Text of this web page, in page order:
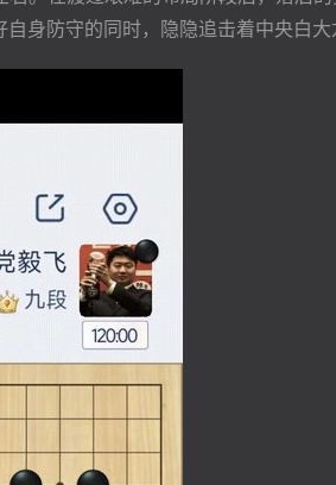
身防守的同时，隐隐追击着中央白大